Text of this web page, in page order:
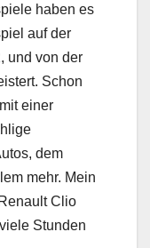
haben es
auf der
und von der
Schon
einer
dem
mehr. Mein
Clio
Stunden